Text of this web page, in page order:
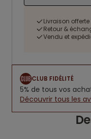
Livraison
Retour &
Vendu et
CLUB FIDÉLITÉ
5% de tous vos
Découvrir tous les